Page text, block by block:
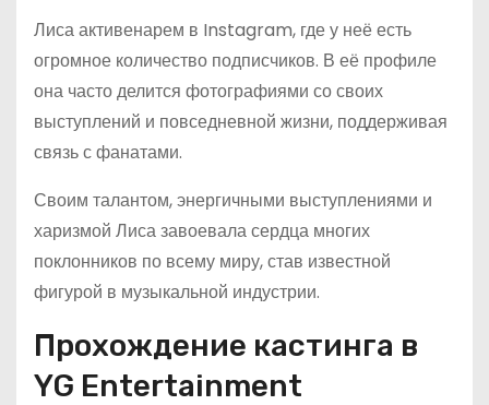
Лиса активенарем в Instagram, где у неё есть
огромное количество подписчиков. В её профиле
она часто делится фотографиями со своих
выступлений и повседневной жизни, поддерживая
связь с фанатами.
Своим талантом, энергичными выступлениями и
харизмой Лиса завоевала сердца многих
поклонников по всему миру, став известной
фигурой в музыкальной индустрии.
Прохождение кастинга в
YG Entertainment